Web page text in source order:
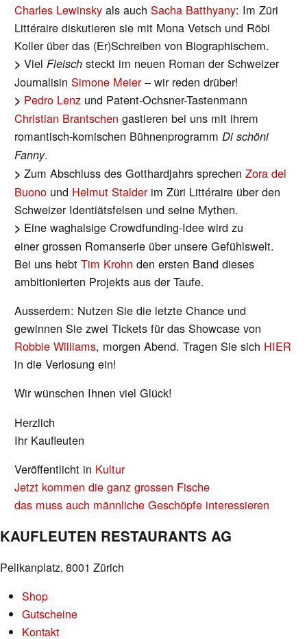
Charles Lewinsky als auchSacha Batthyany: Im Züri
Littéraire diskutieren sie mit Mona Vetsch und Röbi
Koller über das (Er)Schreiben von Biographischem.
> VielFleisch steckt im neuen Roman der Schweizer
JournalisinSimone Meier– wir reden drüber!
> Pedro Lenz und Patent-Ochsner-Tastenmann
Christian Brantschen gastieren bei uns mit ihrem
romantisch-komischen BühnenprogrammDi schöni
Fanny.
> ZumAbschluss des Gotthardjahrs sprechenZora del
Buono und Helmut Stalderim Züri Littéraire über den
Schweizer Identiätsfelsen und seine Mythen.
> Eine waghalsige Crowdfunding-Idee wird zu
einer grossen Romanserie über unsere Gefühlswelt.
Bei uns hebtTim Krohn den ersten Band dieses
ambitionierten Projekts aus der Taufe.
Ausserdem: Nutzen Sie die letzte Chance und
gewinnen Sie zwei Tickets für das Showcase von
Robbie Williams, morgen Abend. Tragen Sie sich HIER
in die Verlosung ein!
Wir wünschen Ihnen viel Glück!
Herzlich
Ihr Kaufleuten
Veröffentlicht in Kultur
BEITRAGS-
NAVIGATION
Jetzt kommen die ganz grossen Fische
das muss auch männliche Geschöpfe interessieren
KAUFLEUTEN RESTAURANTS AG
Pelikanplatz, 8001 Zürich
Shop
Gutscheine
Kontakt